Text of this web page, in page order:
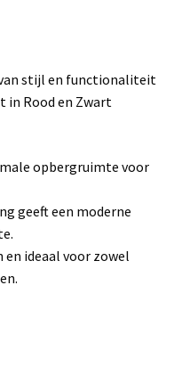
stijl en functionaliteit
in Rood en Zwart
opbergruimte voor
geeft een moderne
ideaal voor zowel